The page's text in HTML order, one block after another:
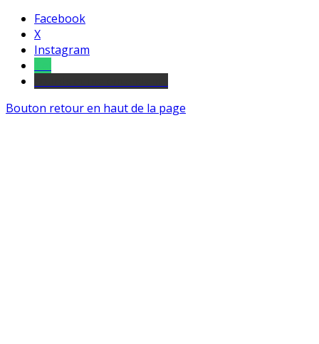
Facebook
X
Instagram
Bouton retour en haut de la page